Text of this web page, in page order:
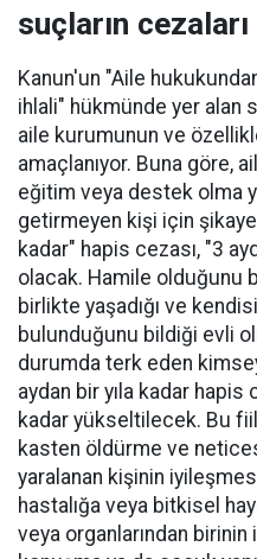
suçların cezaları
Kanun'un "Aile
ihlali" hükmünde yer alan
aile kurumunun ve
amaçlanıyor. Buna göre,
eğitim veya destek olma
getirmeyen kişi için
kadar" hapis cezası, "3
olacak. Hamile olduğunu
birlikte yaşadığı ve
bulunduğunu bildiği evli
durumda terk eden
aydan bir yıla kadar hapis
kadar yükseltilecek. Bu
kasten öldürme ve
yaralanan kişinin
hastalığa veya bitkisel
veya organlarından